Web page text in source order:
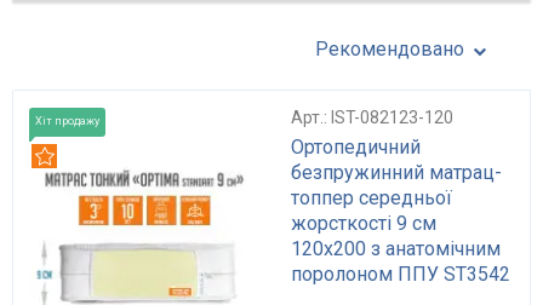
Рекомендовано
Хіт продажу Арт.: IST-082123-120
Ортопедичний
безпружинний матрац-
топпер середньої
жорсткості 9 см
120x200 з анатомічним
поролоном ППУ ST3542